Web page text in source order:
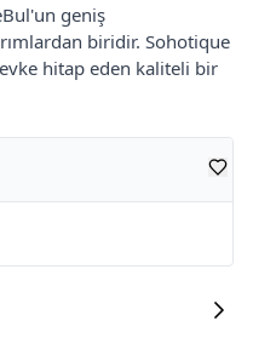
geniş
biridir. Sohotique
hitap eden kaliteli bir